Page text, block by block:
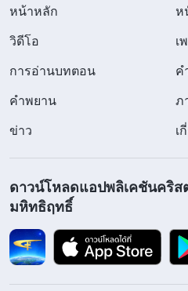
เราต้องเข้าใจชัดเจนว่า พระ
คนตามสบายหรือตามอำเภอ
มีข้อพิสูจน์ว่าพระเจ้าทรงแต่
ชาวอิสราเอลก็รู้เรื่องนี้ เหล่า
เจ้าได้ทรงแต่งตั้งเปโตรจริง
คนที่พระเจ้าทรงให้ตำแหน่ง
และการพิสูจน์ยืนยันของพร
พวกเขาบรรลุน้ำพระทัยพระเ
ผลลัพธ์ชัดเจน พวกเขาดำเนิ
หน้าหลัก
ห
วิดีโอ
เ
การอ่านบทตอน
ค
คำพยาน
ภ
ข่าว
เ
ดาวน์โหลดแอปพลิเคชันคริส
มหิทธิฤทธิ์